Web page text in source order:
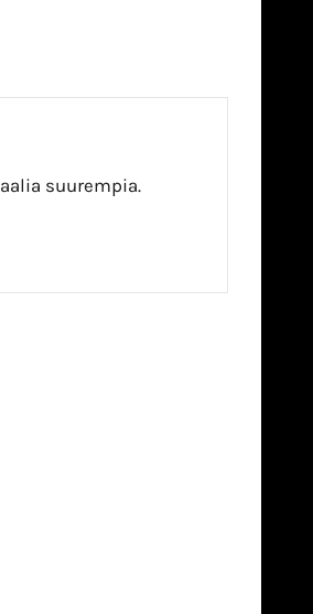
suurempia.